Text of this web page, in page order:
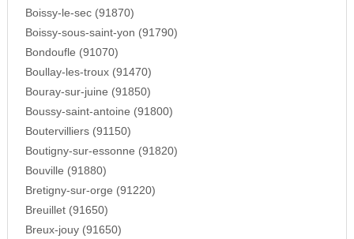
Boissy-le-sec (91870)
Boissy-sous-saint-yon (91790)
Bondoufle (91070)
Boullay-les-troux (91470)
Bouray-sur-juine (91850)
Boussy-saint-antoine (91800)
Boutervilliers (91150)
Boutigny-sur-essonne (91820)
Bouville (91880)
Bretigny-sur-orge (91220)
Breuillet (91650)
Breux-jouy (91650)